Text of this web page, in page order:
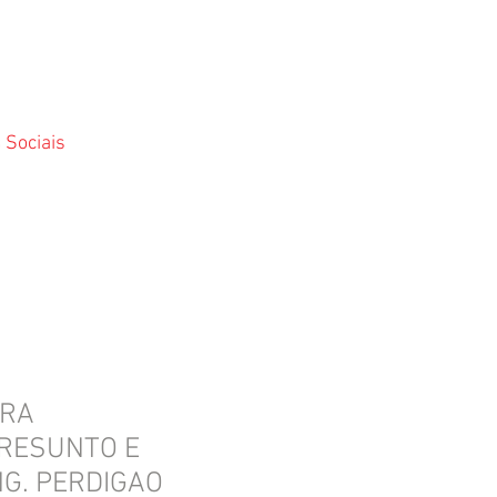
Sociais
E
PERDIGAO